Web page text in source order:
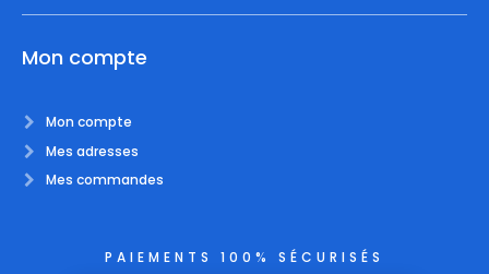
Mon compte
Mon compte
Mes adresses
Mes commandes
PAIEMENTS 100% SÉCURISÉS